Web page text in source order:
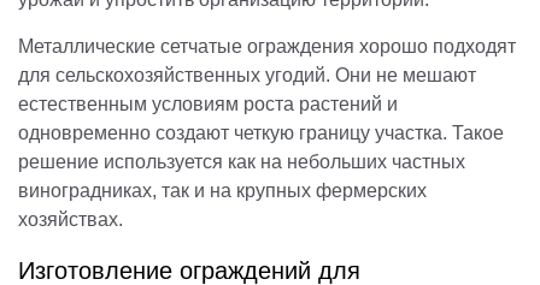
Металлические сетчатые ограждения хорошо подходят
для сельскохозяйственных угодий. Они не мешают
естественным условиям роста растений и
одновременно создают четкую границу участка. Такое
решение используется как на небольших частных
виноградниках, так и на крупных фермерских
хозяйствах.
Изготовление ограждений для